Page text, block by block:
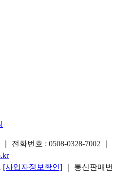
전화번호 : 0508-0328-7002
[사업자정보확인]
｜ 통신판매번